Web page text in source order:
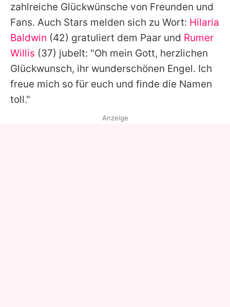
zahlreiche Glückwünsche von Freunden und
Fans. Auch Stars melden sich zu Wort: Hilaria
Baldwin (42) gratuliert dem Paar und Rumer
Willis (37) jubelt: "Oh mein Gott, herzlichen
Glückwunsch, ihr wunderschönen Engel. Ich
freue mich so für euch und finde die Namen
toll."
Anzeige